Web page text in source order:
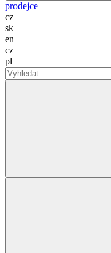
prodejce
cz
sk
en
cz
pl